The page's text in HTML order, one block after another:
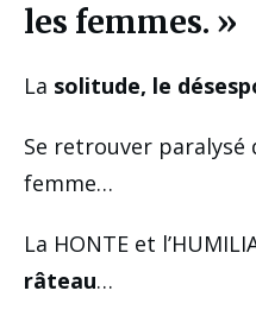
les femmes. »
La solitude, le
Se retrouver paralysé
femme…
La HONTE et
râteau…